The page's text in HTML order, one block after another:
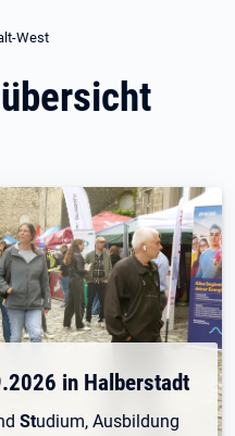
West
in Halberstadt
Studium, Ausbildung